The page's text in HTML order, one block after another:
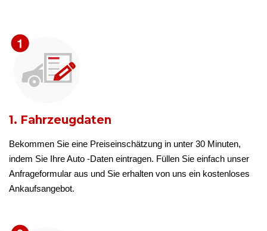
1. Fahrzeugdaten
Bekommen Sie eine Preiseinschätzung in unter 30 Minuten,
indem Sie Ihre Auto -Daten eintragen. Füllen Sie einfach unser
Anfrageformular aus und Sie erhalten von uns ein kostenloses
Ankaufsangebot.